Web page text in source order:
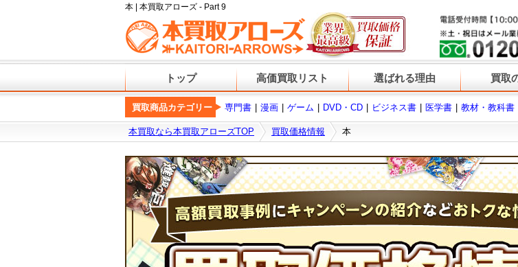
本 | 本買取アローズ - Part 9
トップ 高価買取リスト 選ばれる理由 買取
買取商品カテゴリー 専門書 漫画 ゲーム DVD・CD ビジネス書 医学書 教材・教科書
本買取なら本買取アローズTOP 買取価格情報 本